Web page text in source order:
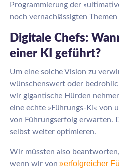
Programmierung der
noch vernachlässigten
Digitale Chefs:
einer KI geführt?
Um eine solche Vision zu
wünschenswert oder
wir gigantische Hürden
eine echte »Führungs-KI« von
von Führungserfolg erwarten.
selbst weiter optimieren.
Wir müssten also
wenn wir von »erfolgreicher